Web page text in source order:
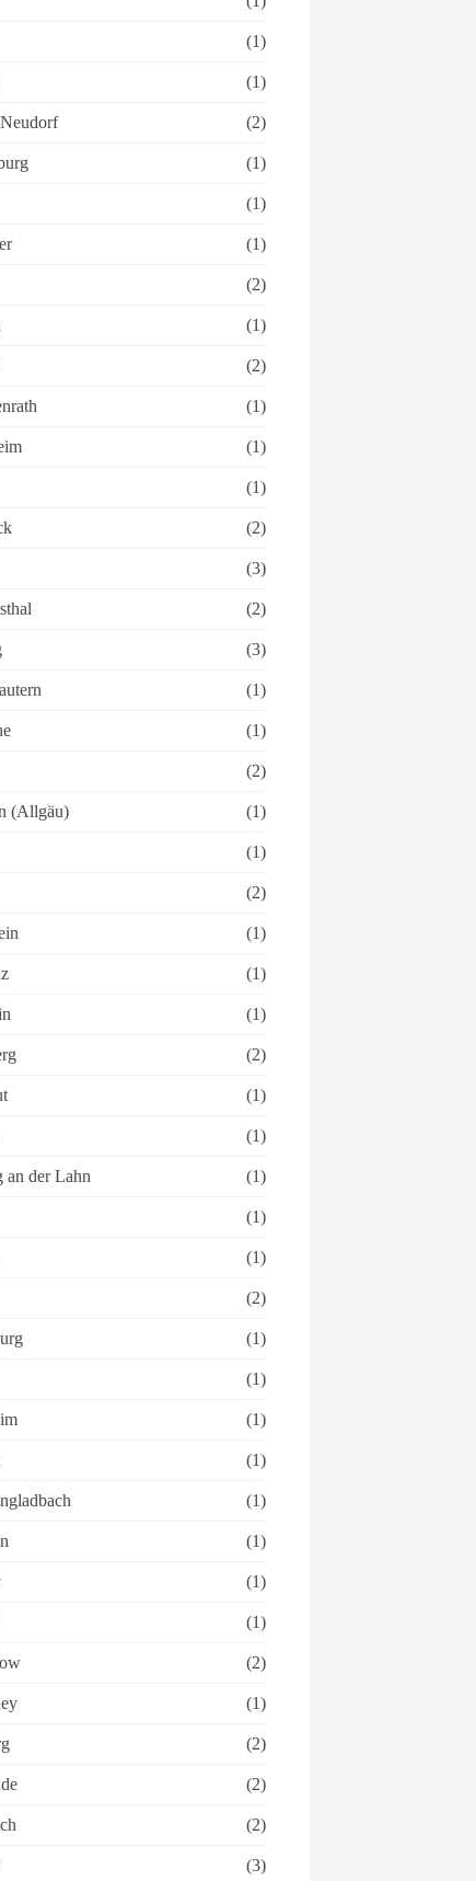
(1)
(1)
(2)
(1)
(1)
(1)
(2)
(1)
(2)
(1)
(1)
(1)
(2)
(3)
(2)
(3)
(1)
(1)
(2)
(Allgäu) (1)
(1)
(2)
(1)
(1)
(1)
(2)
(1)
(1)
an der Lahn (1)
(1)
(1)
(2)
(1)
(1)
(1)
(1)
(1)
(1)
(1)
(1)
(2)
(1)
(2)
(2)
(2)
(3)